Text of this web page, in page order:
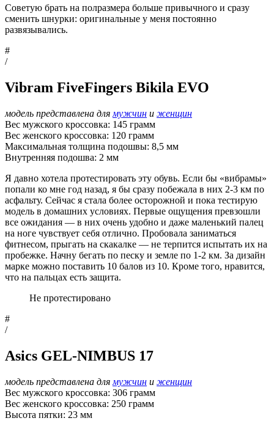
Советую брать на полразмера больше привычного и сразу
сменить шнурки: оригинальные у меня постоянно
развязывались.
#
/
Vibram FiveFingers Bikila EVO
модель представлена для мужчин и женщин
Вес мужского кроссовка: 145 грамм
Вес женского кроссовка: 120 грамм
Максимальная толщина подошвы: 8,5 мм
Внутренняя подошва: 2 мм
Я давно хотела протестировать эту обувь. Если бы «вибрамы»
попали ко мне год назад, я бы сразу побежала в них 2-3 км по
асфальту. Сейчас я стала более осторожной и пока тестирую
модель в домашних условиях. Первые ощущения превзошли
все ожидания — в них очень удобно и даже маленький палец
на ноге чувствует себя отлично. Пробовала заниматься
фитнесом, прыгать на скакалке — не терпится испытать их на
пробежке. Начну бегать по песку и земле по 1-2 км. За дизайн
марке можно поставить 10 балов из 10. Кроме того, нравится,
что на пальцах есть защита.
Не протестировано
#
/
Asics GEL-NIMBUS 17
модель представлена для мужчин и женщин
Вес мужского кроссовка: 306 грамм
Вес женского кроссовка: 250 грамм
Высота пятки: 23 мм